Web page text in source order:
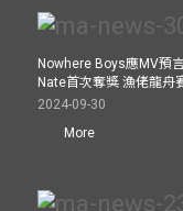
Nowhere Boys應MV預
Nate首次奪獎 漁佬龍舟
2024-09-30
More